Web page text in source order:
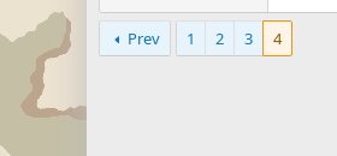
Prev 1 2 3 4